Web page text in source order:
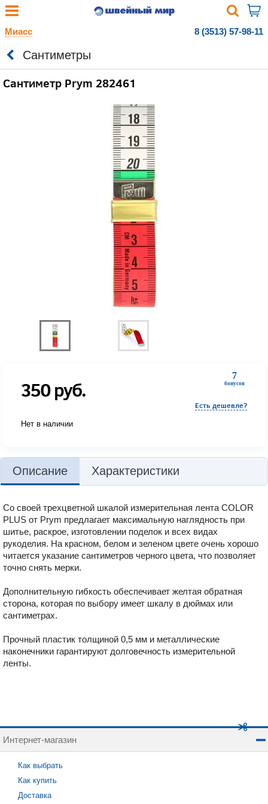
Миасс 8 (3513) 57-98-11
Сантиметры
Сантиметр Prym 282461
7
бонусов
350руб.
Есть дешевле?
Нет в наличии
Описание Характеристики
Со своей трехцветной шкалой измерительная лента COLOR
PLUS от Prym предлагает максимальную наглядность при
шитье, раскрое, изготовлении поделок и всех видах
рукоделия. На красном, белом и зеленом цвете очень хорошо
читается указание сантиметров черного цвета, что позволяет
точно снять мерки.
Дополнительную гибкость обеспечивает желтая обратная
сторона, которая по выбору имеет шкалу в дюймах или
сантиметрах.
Прочный пластик толщиной 0,5 мм и металлические
наконечники гарантируют долговечность измерительной
ленты.
Интернет-магазин
Как выбрать
Как купить
Доставка